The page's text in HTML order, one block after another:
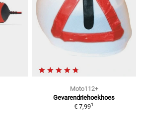
Moto112+
Gevarendriehoekhoes
€ 7,991